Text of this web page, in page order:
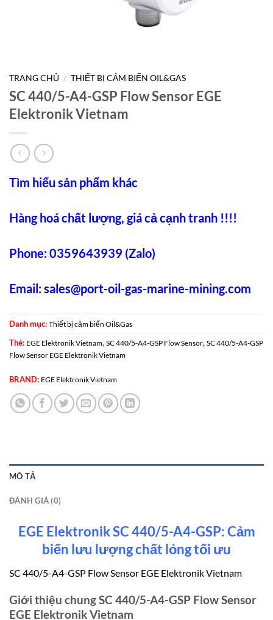
TRANG CHỦ / THIẾT BỊ CẢM BIẾN OIL&GAS
SC 440/5-A4-GSP Flow Sensor EGE
Elektronik Vietnam
Tìm hiểu sản phẩm khác
Hàng hoá chất lượng, giá cả cạnh tranh !!!!
Phone: 0359643939 (Zalo)
Email:sales@port-oil-gas-marine-mining.com
Danh mục: Thiết bị cảm biến Oil&Gas
Thẻ: EGE Elektronik Vietnam, SC 440/5-A4-GSP Flow Sensor, SC 440/5-A4-GSP
Flow Sensor EGE Elektronik Vietnam
BRAND: EGE Elektronik Vietnam
MÔ TẢ
ĐÁNH GIÁ (0)
EGE Elektronik SC 440/5-A4-GSP: Cảm
biến lưu lượng chất lỏng tối ưu
SC 440/5-A4-GSP Flow Sensor EGE Elektronik Vietnam
Giới thiệu chung SC 440/5-A4-GSP Flow Sensor
EGE Elektronik Vietnam